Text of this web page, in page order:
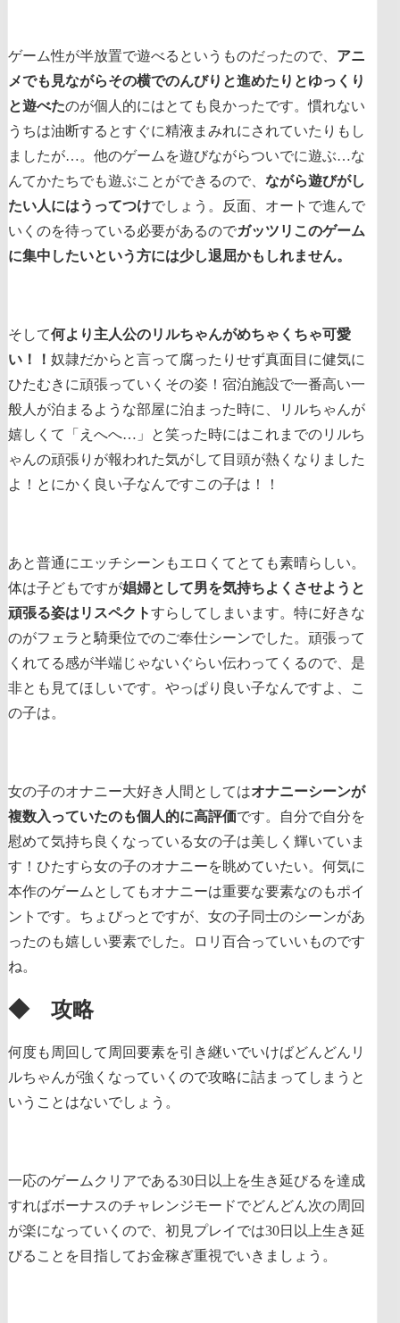
ゲーム性が半放置で遊べるというものだったので、 アニ
メでも見ながらその横でのんびりと進めたりとゆっくり
と遊べたのが個人的にはとても良かったです。慣れない
うちは油断するとすぐに精液まみれにされていたりもし
ましたが…。他のゲームを遊びながらついでに遊ぶ…な
んてかたちでも遊ぶことができるので、 ながら遊びがし
たい人にはうってつけでしょう。反面、オートで進んで
いくのを待っている必要があるのでガッツリこのゲーム
に集中したいという方には少し退屈かもしれません。
そして何より主人公のリルちゃんがめちゃくちゃ可愛
い！！ 奴隷だからと言って腐ったりせず真面目に健気に
ひたむきに頑張っていくその姿！宿泊施設で一番高い一
般人が泊まるような部屋に泊まった時に、リルちゃんが
嬉しくて「えへへ…」と笑った時にはこれまでのリルち
ゃんの頑張りが報われた気がして目頭が熱くなりました
よ！とにかく良い子なんですこの子は！！
あと普通にエッチシーンもエロくてとても素晴らしい。
体は子どもですが娼婦として男を気持ちよくさせようと
頑張る姿はリスペクトすらしてしまいます。特に好きな
のがフェラと騎乗位でのご奉仕シーンでした。頑張って
くれてる感が半端じゃないぐらい伝わってくるので、是
非とも見てほしいです。やっぱり良い子なんですよ、こ
の子は。
女の子のオナニー大好き人間としてはオナニーシーンが
複数入っていたのも個人的に高評価です。自分で自分を
慰めて気持ち良くなっている女の子は美しく輝いていま
す！ひたすら女の子のオナニーを眺めていたい。何気に
本作のゲームとしてもオナニーは重要な要素なのもポイ
ントです。ちょびっとですが、女の子同士のシーンがあ
ったのも嬉しい要素でした。ロリ百合っていいものです
ね。
◆ 攻略
何度も周回して周回要素を引き継いでいけばどんどんリ
ルちゃんが強くなっていくので攻略に詰まってしまうと
いうことはないでしょう。
一応のゲームクリアである30日以上を生き延びるを達成
すればボーナスのチャレンジモードでどんどん次の周回
が楽になっていくので、初見プレイでは30日以上生き延
びることを目指してお金稼ぎ重視でいきましょう。